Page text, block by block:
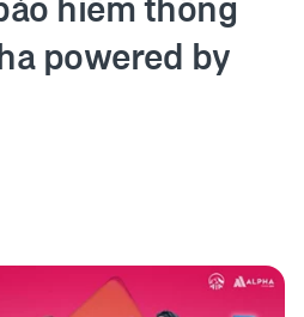
hiểm thông
powered by